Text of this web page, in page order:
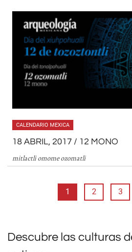
CALENDARIO MEXICA
18 ABRIL, 2017 / 12 MONO
mitlactli omome ozomatli
1 2 3
Descubre las culturas